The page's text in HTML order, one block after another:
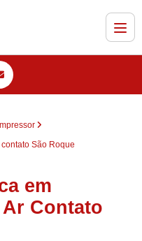
São Roque
em
Contato